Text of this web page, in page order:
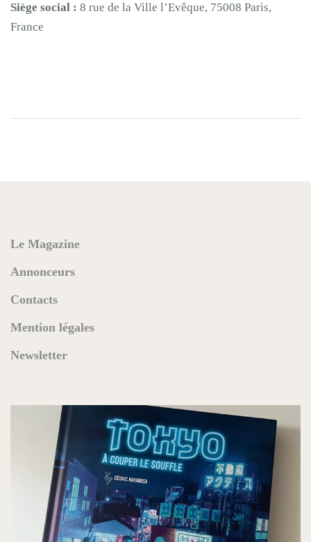
Siège social : 8 rue de la Ville l’Evêque, 75008 Paris,
France
Le Magazine
Annonceurs
Contacts
Mention légales
Newsletter